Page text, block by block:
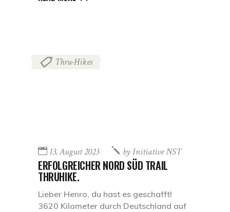
Thru-Hikes
13. August 2023 byInitiative NST
ERFOLGREICHER NORD SÜD TRAIL
THRUHIKE.
Lieber Henro, du hast es geschafft!
3620 Kilometer durch Deutschland auf